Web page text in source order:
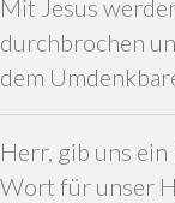
Mit Jesus
durchbrochen
dem
Herr, gib uns
Wort für unser